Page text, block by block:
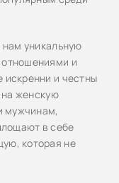
уникальную
и
и честны
на женскую
мужчинам,
в себе
которая не